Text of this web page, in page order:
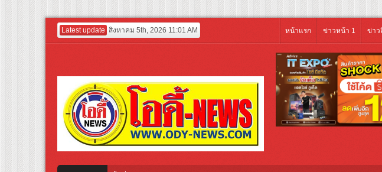
Latest update สิงหาคม 5th, 2026 11:01 AM หน้าแรก ข่าวหน้า 1 ข่า